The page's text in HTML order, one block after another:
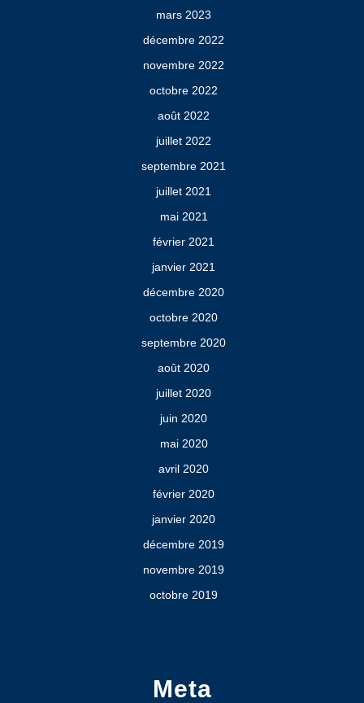
mars 2023
décembre 2022
novembre 2022
octobre 2022
août 2022
juillet 2022
septembre 2021
juillet 2021
mai 2021
février 2021
janvier 2021
décembre 2020
octobre 2020
septembre 2020
août 2020
juillet 2020
juin 2020
mai 2020
avril 2020
février 2020
janvier 2020
décembre 2019
novembre 2019
octobre 2019
Meta